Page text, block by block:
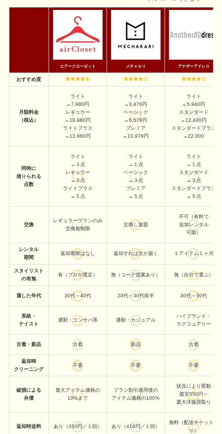
エアークローゼット メチャカリ アナザーアドレス
おすすめ度
月額料金
（税込）
ライト
→7,980円
レギュラー
→10,980円
ライトプラス
→13,980円
ライト
→3,476円
ベーシック
→6,578円
プレミア
→10,978円
ライト
→5,940円
スタンダード
→12,430円
スタンダードプラス
→22,000
同時に
借りられる
点数
ライト
→３点
レギュラー
→３点
ライトプラス
→５点
ライト
→１点
ベーシック
→３点
プレミア
→５点
ライト
→１点
スタンダード
→３点
スタンダードプラス
→５点
交換
レギュラープランのみ
交換無制限
交換し放題
不可（有料で
追加レンタル
可能）
レンタル
期間
返却期限はなし 返却すれば次が届く １アイテム１ヶ月
スタイリスト
の有無
有（プロが選定） 無（コーデ提案あり） 無（自分で選ぶ）
適した年代 30代～40代 20代～30代前半 30代～50代
系統・
テイスト
通勤・コンサバ系 通勤・カジュアル
ハイブランド・
ラグジュアリー
古着・新品 古着 新品 古着
返却時
クリーニング
不要 不要 不要
破損による
弁償
最大アイテム価格の
10%まで
プラン割引適用後の
アイテム価格の100%
状況により変動
最安550円～
最大洋服買取り
返却時送料 あり（330円／１回） あり（418円／１回）
無料（配送チケットあ
り）